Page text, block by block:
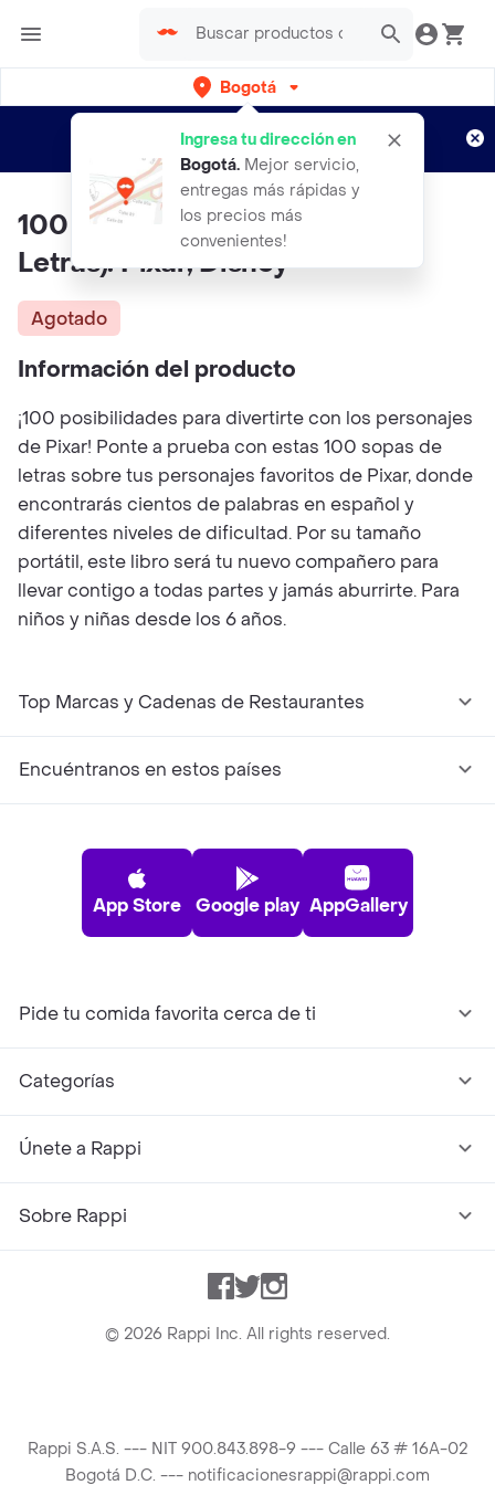
Bogotá
Ingresa tu dirección en
Bogotá. Mejor servicio,
entregas más rápidas y
los precios más
convenientes!
envíos gratis por semanas
Aplican TyC
100 Pasatiempos (sopas De
Letras). Pixar, Disney
Agotado
Información del producto
¡100 posibilidades para divertirte con los personajes
de Pixar! Ponte a prueba con estas 100 sopas de
letras sobre tus personajes favoritos de Pixar, donde
encontrarás cientos de palabras en español y
diferentes niveles de dificultad. Por su tamaño
portátil, este libro será tu nuevo compañero para
llevar contigo a todas partes y jamás aburrirte. Para
niños y niñas desde los 6 años.
Top Marcas y Cadenas de Restaurantes
Encuéntranos en estos países
App Store Google play AppGallery
Pide tu comida favorita cerca de ti
Categorías
Únete a Rappi
Sobre Rappi
Facebook
TwitterInstagram
© 2026 Rappi Inc. All rights reserved.
Rappi S.A.S. --- NIT 900.843.898-9 --- Calle 63 # 16A-02
Bogotá D.C. --- notificacionesrappi@rappi.com